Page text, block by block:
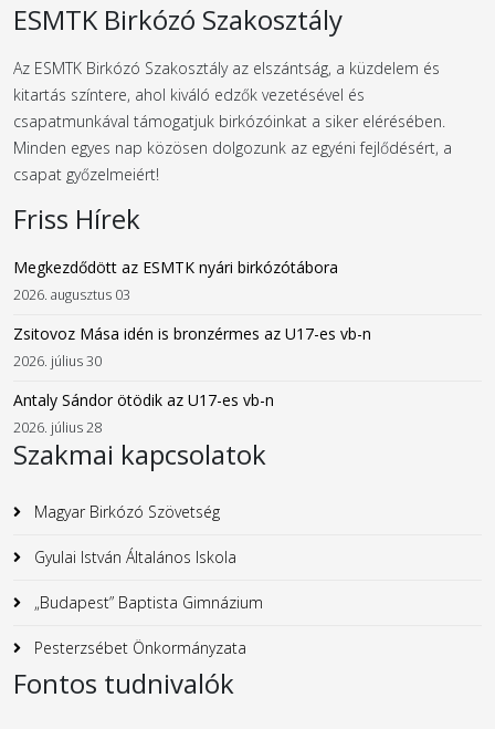
ESMTK Birkózó Szakosztály
Az ESMTK Birkózó Szakosztály az elszántság, a küzdelem és
kitartás színtere, ahol kiváló edzők vezetésével és
csapatmunkával támogatjuk birkózóinkat a siker elérésében.
Minden egyes nap közösen dolgozunk az egyéni fejlődésért, a
csapat győzelmeiért!
Friss Hírek
Megkezdődött az ESMTK nyári birkózótábora
2026. augusztus 03
Zsitovoz Mása idén is bronzérmes az U17-es vb-n
2026. július 30
Antaly Sándor ötödik az U17-es vb-n
2026. július 28
Szakmai kapcsolatok
Magyar Birkózó Szövetség
Gyulai István Általános Iskola
„Budapest” Baptista Gimnázium
Pesterzsébet Önkormányzata
Fontos tudnivalók